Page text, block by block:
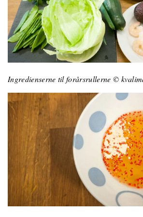
Ingredienserne til forårsrullerne ©